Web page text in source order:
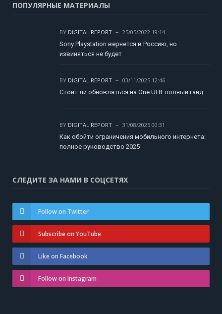
ПОПУЛЯРНЫЕ МАТЕРИАЛЫ
BY DIGITAL REPORT
25/05/2022 19:14
Sony Playstation вернется в Россию, но
извиняться не будет
BY DIGITAL REPORT
03/11/2025 12:46
Стоит ли обновляться на One UI 8: полный гайд
BY DIGITAL REPORT
31/08/2025 00:31
Как обойти ограничения мобильного интернета:
полное руководство 2025
СЛЕДИТЕ ЗА НАМИ В СОЦСЕТЯХ
Follow on Twitter
Subscribe on YouTube
Like on Facebook
Follow on Instagram